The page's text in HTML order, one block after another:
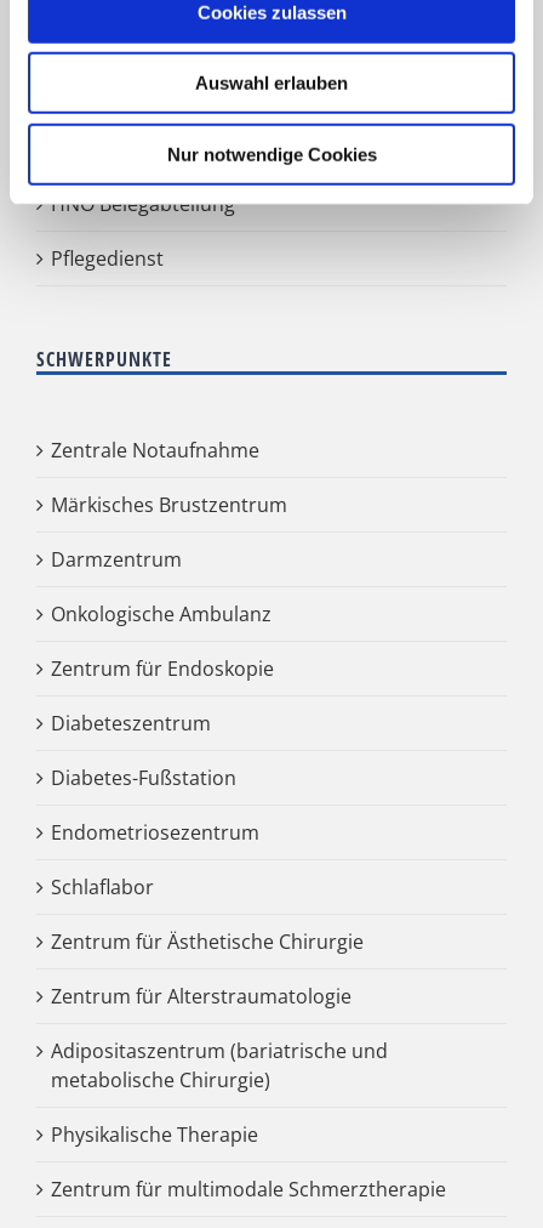
Cookies zulassen
Auswahl erlauben
Nur notwendige Cookies
Klinik für Plastische und Ästhetische Chirurgie,
Gefäß- und Handchirurgie
Klinik für Geriatrie
HNO Belegabteilung
Pflegedienst
SCHWERPUNKTE
Zentrale Notaufnahme
Märkisches Brustzentrum
Darmzentrum
Onkologische Ambulanz
Zentrum für Endoskopie
Diabeteszentrum
Diabetes-Fußstation
Endometriosezentrum
Schlaflabor
Zentrum für Ästhetische Chirurgie
Zentrum für Alterstraumatologie
Adipositaszentrum (bariatrische und
metabolische Chirurgie)
Physikalische Therapie
Zentrum für multimodale Schmerztherapie